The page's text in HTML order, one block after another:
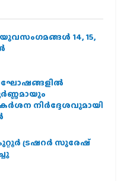
14, 15,
നിർദ്ദേശവുമായി
ട്രഷറർ സുരേഷ്